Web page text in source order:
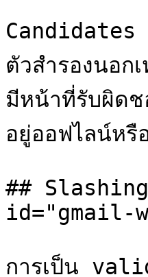
Candidates
ตัวสำรองนอ
มีหน้าที่รับผิด
อยู่ออฟไลน์หรื
##
id="gmail-
การเป็น